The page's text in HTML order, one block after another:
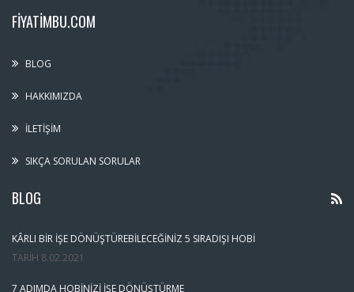
FIYATIMBU.COM
BLOG
HAKKIMIZDA
İLETIŞIM
SIKÇA SORULAN SORULAR
BLOG
KÂRLI BIR İŞE DÖNÜŞTÜREBILECEĞINIZ 5 SIRADIŞI HOBI
TARIH 8.02.2021
7 ADIMDA HOBINIZI İŞE DÖNÜŞTÜRME